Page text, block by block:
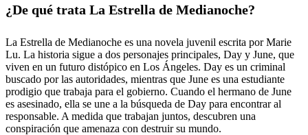
¿De qué trata La Estrella de Medianoche?
La Estrella de Medianoche es una novela juvenil escrita por Marie
Lu. La historia sigue a dos personajes principales, Day y June, que
viven en un futuro distópico en Los Ángeles. Day es un criminal
buscado por las autoridades, mientras que June es una estudiante
prodigio que trabaja para el gobierno. Cuando el hermano de June
es asesinado, ella se une a la búsqueda de Day para encontrar al
responsable. A medida que trabajan juntos, descubren una
conspiración que amenaza con destruir su mundo.